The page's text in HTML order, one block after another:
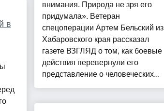
в
внимания. Природа не зря его
придумала». Ветеран
спецоперации Артем Бельский из
Хабаровского края рассказал
газете ВЗГЛЯД о том, как боевые
действия перевернули его
представление о человеческих...